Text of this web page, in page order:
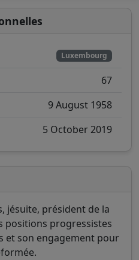
Luxembourg
67
9 August 1958
5 October 2019
jésuite, président de la
positions progressistes
et son engagement pour